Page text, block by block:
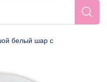
белый шар с